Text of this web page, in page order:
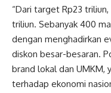
“Dari target Rp23
triliun. Sebanyak 400
dengan menghadirkan
diskon besar-besaran.
brand lokal dan UMKM,
terhadap ekonomi